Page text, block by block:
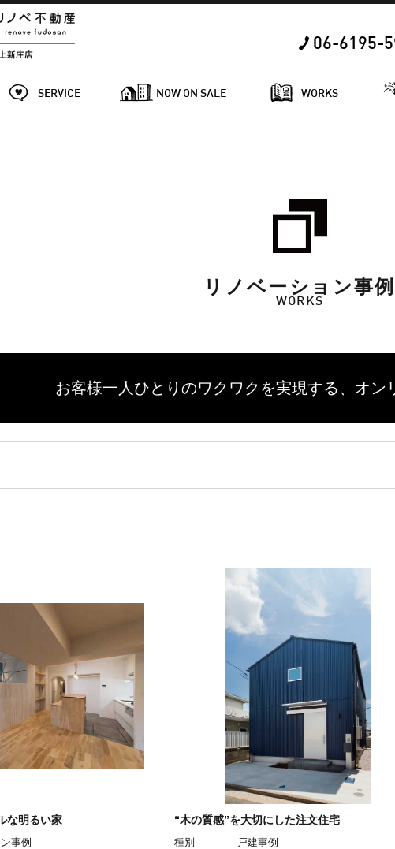
06-6195-
SERVICE NOW ON SALE WORKS
リノベーション事例
WORKS
お客様一人ひとりのワクワクを実現する、 オン
な明るい家
事例
“木の質感”を大切にした注文住宅
種別
戸建事例